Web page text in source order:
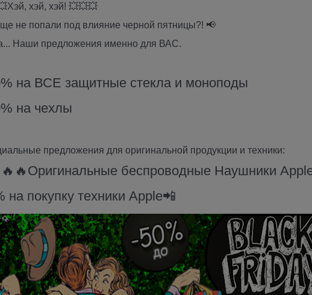
хэй, хэй! 💥💥💥
не попали под влияние черной пятницы?! 📢
Наши предложения именно для ВАС.
на ВСЕ защитные стекла и моноподы
на чехлы
предложения для оригинальной продукции и техники:
беспроводные Наушники
на покупку техники Apple📲